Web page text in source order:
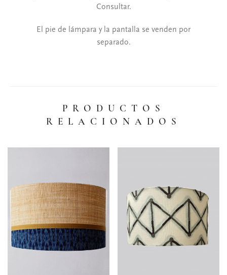
Consultar.
El pie de lámpara y la pantalla se venden por
separado.
PRODUCTOS
RELACIONADOS